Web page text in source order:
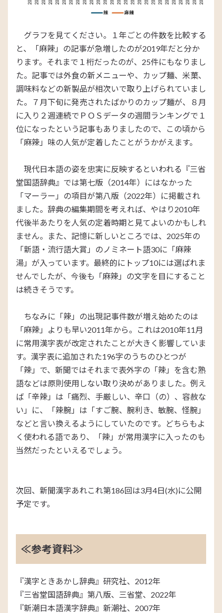
グラフを見てください。１年ごとの件数を比較する
と、「麻辣」の記事が急増したのが2019年だと分か
ります。それまで１桁だったのが、25件にもなりまし
た。記事では外食の新メニューや、カップ麺、米菓、
調味料などの新製品が相次いで取り上げられていまし
た。７月下旬に発売されたばかりのカップ麺が、８月
に入り２週連続でＰＯＳデータの週間ランキングで１
位になったという記事もありましたので、この頃から
「麻辣」味の人気が定着したことがうかがえます。
現代日本語の姿を忠実に反映するといわれる『三省
堂国語辞典』では第七版（2014年）にはなかった
「マーラー」の項目が第八版（2022年）に掲載され
ました。辞典の編集期間を考えれば、やはり2010年
代後半あたりを人気の定着時期と見てよいのかもしれ
ません。また、記憶に新しいところでは、2025年の
「新語・流行語大賞」のノミネート語30に「麻辣
湯」が入っています。最終的にトップ10には選ばれま
せんでしたが、今後も「麻辣」の文字を目にすること
は続きそうです。
ちなみに「辣」の出現記事件数が増え始めたのは
「麻辣」よりも早い2011年から。これは2010年11月
に常用漢字表が改定されたことが大きく影響していま
す。漢字表に追加された196字のうちのひとつが
「辣」で、新聞ではそれまで表外字の「辣」を含む熟
語などは原則使用しない取り決めがありました。例え
ば「辛辣」は「痛烈、手厳しい、辛口（の）、容赦な
い」に、「辣腕」は「すご腕、腕利き、敏腕、怪腕」
などと言い換えるようにしていたのです。どちらもよ
く使われる語であり、「辣」が常用漢字に入ったのも
当然だったといえるでしょう。
次回、新聞漢字あれこれ第186回は3月4日(水)に公開
予定です。
≪参考資料≫
『漢字ときあかし辞典』研究社、2012年
『三省堂国語辞典』第八版、三省堂、2022年
『新潮日本語漢字辞典』新潮社、2007年